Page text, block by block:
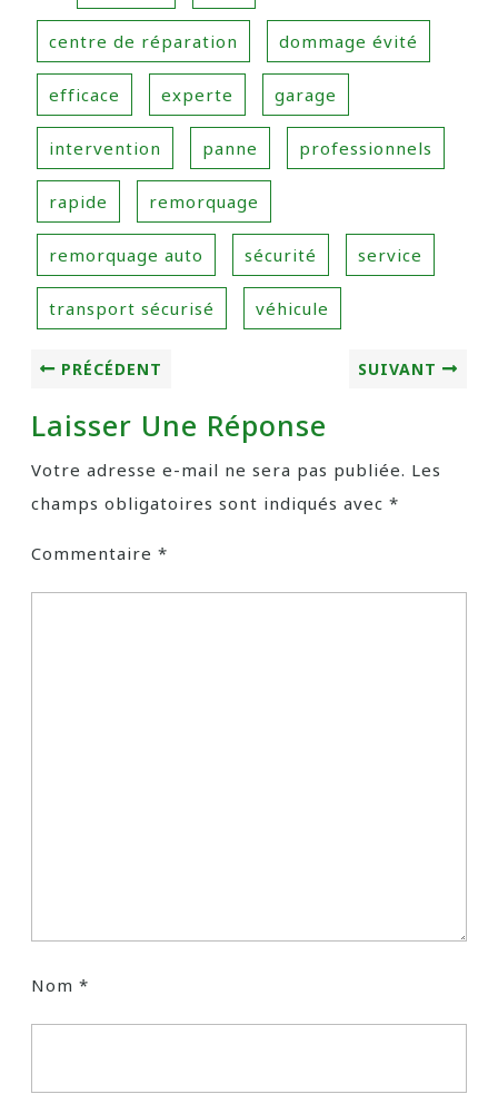
centre de réparation dommage évité
efficace experte garage
intervention panne professionnels
rapide remorquage
remorquage auto sécurité service
transport sécurisé véhicule
PRÉCÉDENT SUIVANT
Laisser Une Réponse
Votre adresse e-mail ne sera pas publiée. Les
champs obligatoires sont indiqués avec *
Commentaire *
Nom *